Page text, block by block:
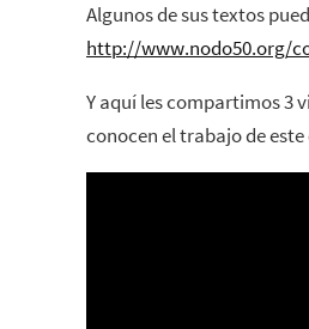
Algunos de sus textos
http://www.nodo50.org/
Y aquí les compartimos 3
conocen el trabajo de